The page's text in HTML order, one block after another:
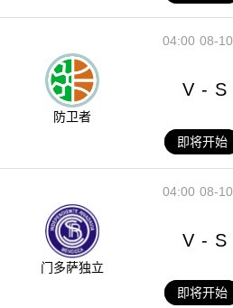
08-10
04:00
防卫者
V - S
即将开始
08-10
04:00
门多萨独立
V - S
即将开始